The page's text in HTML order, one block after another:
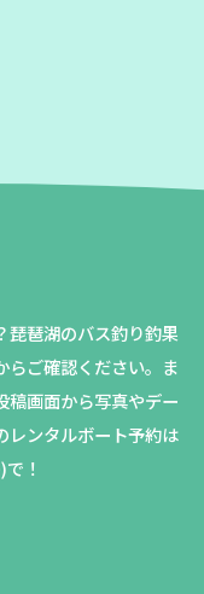
琵琶湖のバス釣り釣果
ご確認ください。 ま
稿画面から写真やデー
レンタルボート予約は
！